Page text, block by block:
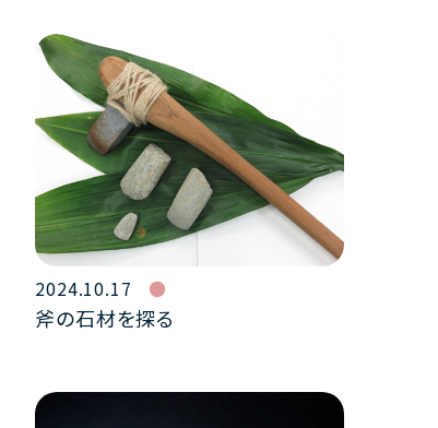
2024.10.17
斧の石材を探る